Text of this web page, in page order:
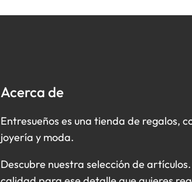
Acerca de
Entresueños es una tienda de regalos,
joyería y moda.
Descubre nuestra selección de